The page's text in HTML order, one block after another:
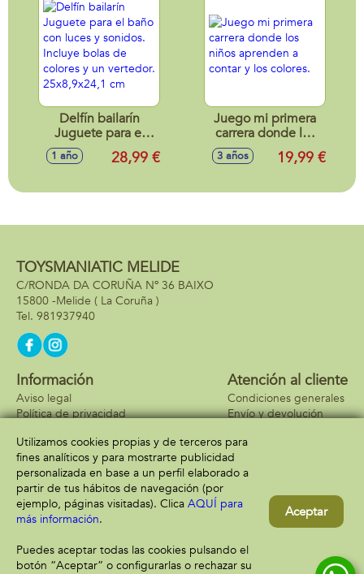
Delfín bailarín
Juguete para el
baño con luces y
sonidos. Incluye
un vertedor.
1 año 28,99 €
Juego mi primera
carrera donde los
niños aprenden a
contar y los colores.
3 años 19,99 €
TOYSMANIATIC MELIDE
C/RONDA DA CORUÑA Nº 36 BAIXO
15800 -Melide ( La Coruña )
981937940
Información
Aviso legal
Política de privacidad
Atención al cliente
Condiciones generales
Envío y devolución
Formas de pago
Utilizamos cookies propias y de terceros para
fines analíticos y para mostrarte publicidad
personalizada en base a un perfil elaborado a
partir de tus hábitos de navegación (por
ejemplo, páginas visitadas). Clica AQUÍ para
más información.
Puedes aceptar todas las cookies pulsando el
botón “Aceptar” o configurarlas o rechazar su
Aceptar